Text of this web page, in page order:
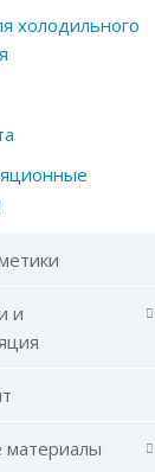
холодильного
и
материалы